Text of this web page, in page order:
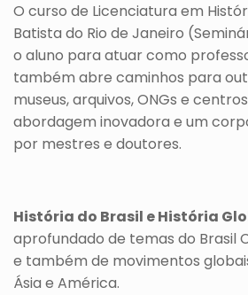
O curso de Licenciatura em
Batista do Rio de Janeiro
o aluno para atuar como
também abre caminhos para
museus, arquivos, ONGs e
abordagem inovadora e um
por mestres e doutores.
História do Brasil e História
aprofundado de temas do Brasil
e também de movimentos
Ásia e América.